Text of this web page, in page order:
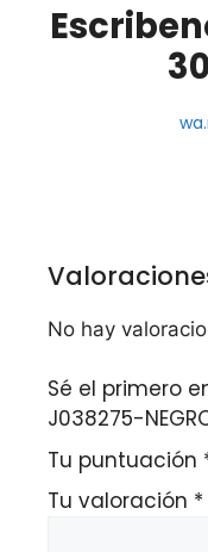
No hay
Sé el primero
J038275-
Tu puntuación
Tu valoración *